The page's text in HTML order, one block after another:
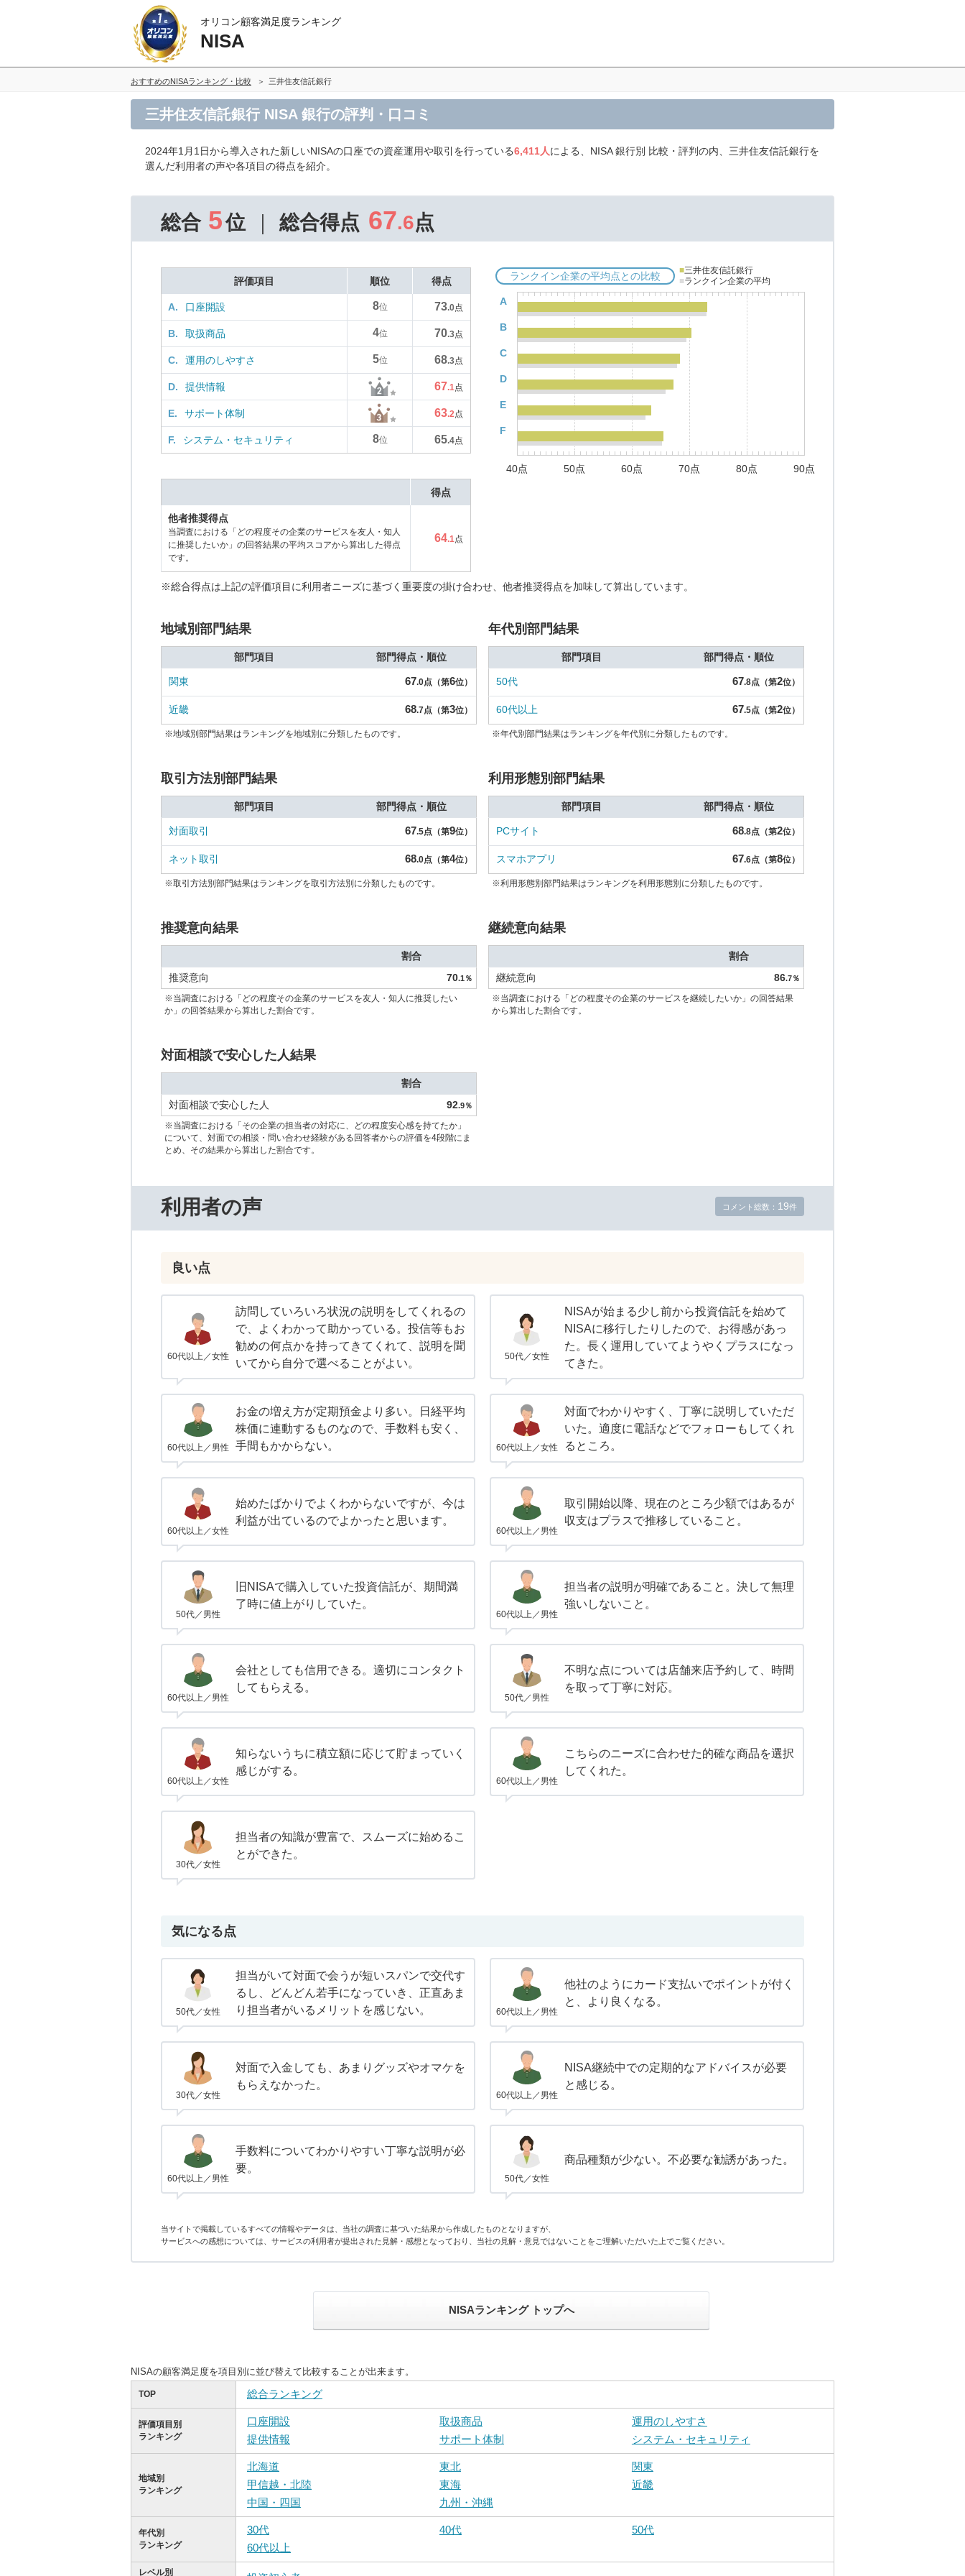
オリコン顧客満足度ランキング
NISA
おすすめのNISAランキング・比較 三井住友信託銀行
三井住友信託銀行 NISA 銀行の評判・口コミ
2024年1月1日から導入された新しいNISAの口座での資産運用や取引を行っている6,411人による、NISA 銀行別 比較・評判の内、三井住友信託銀行を
選んだ利用者の声や各項目の得点を紹介。
総合 5位 総合得点 67.6点
評価項目 順位 得点
A. 口座開設 8位 73.0点
B. 取扱商品 4位 70.3点
C. 運用のしやすさ 5位 68.3点
D. 提供情報 67.1点
E. サポート体制 63.2点
F. システム・セキュリティ 8位 65.4点
ランクイン企業の平均点との比較 ■三井住友信託銀行
■ランクイン企業の平均
A
B
C
D
E
F
40点 50点 60点 70点 80点 90点
得点
他者推奨得点
当調査における「どの程度その企業のサービスを友人・知人
に推奨したいか」の回答結果の平均スコアから算出した得点
です。
64.1点
※総合得点は上記の評価項目に利用者ニーズに基づく重要度の掛け合わせ、他者推奨得点を加味して算出しています。
地域別部門結果
部門項目 部門得点・順位
関東 67.0点（第6位）
近畿 68.7点（第3位）
※地域別部門結果はランキングを地域別に分類したものです。
年代別部門結果
部門項目 部門得点・順位
50代 67.8点（第2位）
60代以上 67.5点（第2位）
※年代別部門結果はランキングを年代別に分類したものです。
取引方法別部門結果
部門項目 部門得点・順位
対面取引 67.5点（第9位）
ネット取引 68.0点（第4位）
※取引方法別部門結果はランキングを取引方法別に分類したものです。
利用形態別部門結果
部門項目 部門得点・順位
PCサイト 68.8点（第2位）
スマホアプリ 67.6点（第8位）
※利用形態別部門結果はランキングを利用形態別に分類したものです。
推奨意向結果
割合
推奨意向
70.1％
※当調査における「どの程度その企業のサービスを友人・知人に推奨したい
か」の回答結果から算出した割合です。
継続意向結果
割合
継続意向
86.7％
※当調査における「どの程度その企業のサービスを継続したいか」の回答結果
から算出した割合です。
対面相談で安心した人結果
割合
対面相談で安心した人
92.9％
※当調査における「その企業の担当者の対応に、どの程度安心感を持てたか」
について、対面での相談・問い合わせ経験がある回答者からの評価を4段階にま
とめ、その結果から算出した割合です。
利用者の声 コメント総数： 19件
良い点
60代以上／女性
訪問していろいろ状況の説明をしてくれるの
で、よくわかって助かっている。投信等もお
勧めの何点かを持ってきてくれて、説明を聞
いてから自分で選べることがよい。
50代／女性
NISAが始まる少し前から投資信託を始めて
NISAに移行したりしたので、お得感があっ
た。長く運用していてようやくプラスになっ
てきた。
60代以上／男性
お金の増え方が定期預金より多い。日経平均
株価に連動するものなので、手数料も安く、
手間もかからない。
60代以上／女性
対面でわかりやすく、丁寧に説明していただ
いた。適度に電話などでフォローもしてくれ
るところ。
60代以上／女性
始めたばかりでよくわからないですが、今は
利益が出ているのでよかったと思います。
60代以上／男性
取引開始以降、現在のところ少額ではあるが
収支はプラスで推移していること。
50代／男性
旧NISAで購入していた投資信託が、期間満
了時に値上がりしていた。
60代以上／男性
担当者の説明が明確であること。決して無理
強いしないこと。
60代以上／男性
会社としても信用できる。適切にコンタクト
してもらえる。
50代／男性
不明な点については店舗来店予約して、時間
を取って丁寧に対応。
60代以上／女性
知らないうちに積立額に応じて貯まっていく
感じがする。
60代以上／男性
こちらのニーズに合わせた的確な商品を選択
してくれた。
30代／女性
担当者の知識が豊富で、スムーズに始めるこ
とができた。
気になる点
50代／女性
担当がいて対面で会うが短いスパンで交代す
るし、どんどん若手になっていき、正直あま
り担当者がいるメリットを感じない。
60代以上／男性
他社のようにカード支払いでポイントが付く
と、より良くなる。
30代／女性
対面で入金しても、あまりグッズやオマケを
もらえなかった。
60代以上／男性
NISA継続中での定期的なアドバイスが必要
と感じる。
60代以上／男性
手数料についてわかりやすい丁寧な説明が必
要。
50代／女性
商品種類が少ない。不必要な勧誘があった。
当サイトで掲載しているすべての情報やデータは、当社の調査に基づいた結果から作成したものとなりますが、
サービスへの感想については、サービスの利用者が提出された見解・感想となっており、当社の見解・意見ではないことをご理解いただいた上でご覧ください。
NISAランキング トップへ
NISAの顧客満足度を項目別に並び替えて比較することが出来ます。
TOP 総合ランキング
評価項目別
ランキング
口座開設 取扱商品
運用のしやすさ
提供情報
サポート体制 システム・セキュリティ
地域別
ランキング
北海道 東北
関東
甲信越・北陸
東海
近畿
中国・四国
九州・沖縄
年代別
ランキング
30代 40代
50代
60代以上
レベル別